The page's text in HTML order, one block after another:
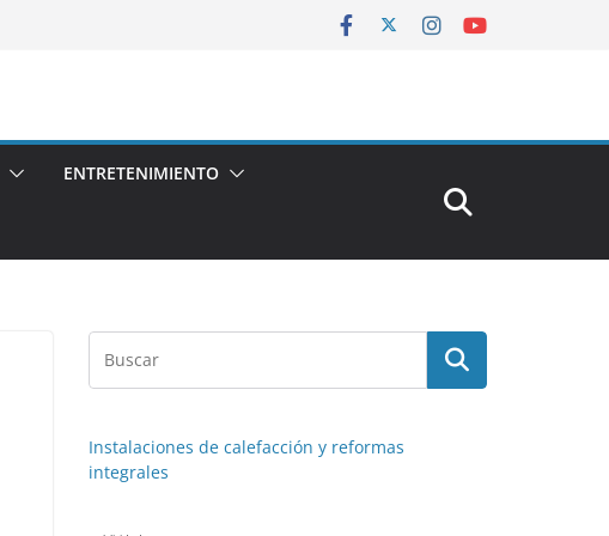
ENTRETENIMIENTO
Instalaciones de calefacción y reformas
integrales